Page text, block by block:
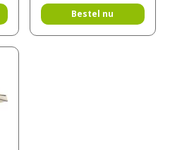
Bestel nu